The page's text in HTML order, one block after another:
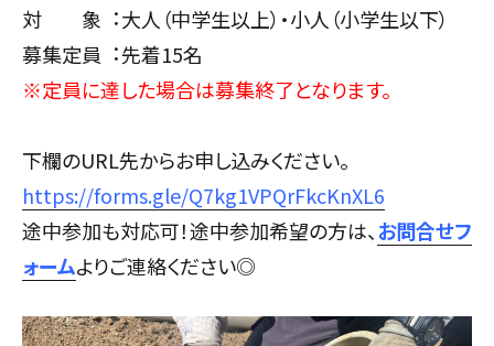
対 象︓大人（中学生以上）・小人（小学生以下）
募集定員︓先着15名
※定員に達した場合は募集終了となります。
下欄のURL先からお申し込みください。
https://forms.gle/Q7kg1VPQrFkcKnXL6
途中参加も対応可！途中参加希望の方は、お問合せフ
ォームよりご連絡ください◎